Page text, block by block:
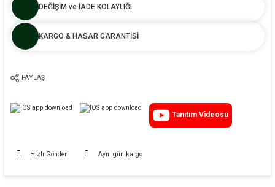
DEĞİŞİM ve İADE KOLAYLIĞI
KARGO & HASAR GARANTİSİ
PAYLAŞ
Tanıtım Videosu
Hızlı Gönderi Aynı gün kargo